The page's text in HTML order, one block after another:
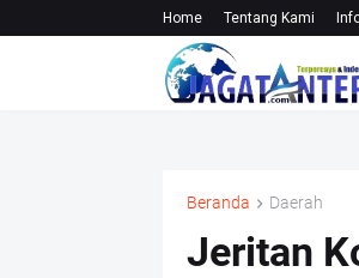
Home Tentang Kami
Beranda Daerah
Jeritan